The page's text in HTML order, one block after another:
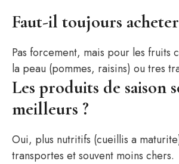
Faut-il toujours
Pas forcement, mais pour les fruits
la peau (pommes, raisins) ou tres
Les produits de saison
meilleurs ?
Oui, plus nutritifs (cueillis a
transportes et souvent moins chers.